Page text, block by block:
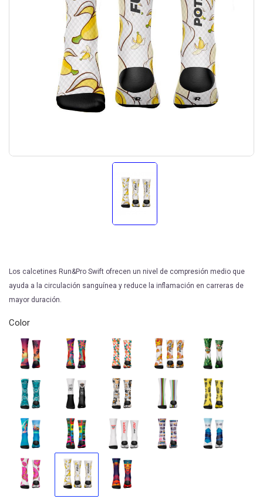
Los calcetines Run&Pro Swift ofrecen un nivel de compresión medio que
ayuda a la circulación sanguínea y reduce la inflamación en carreras de
mayor duración.
Color